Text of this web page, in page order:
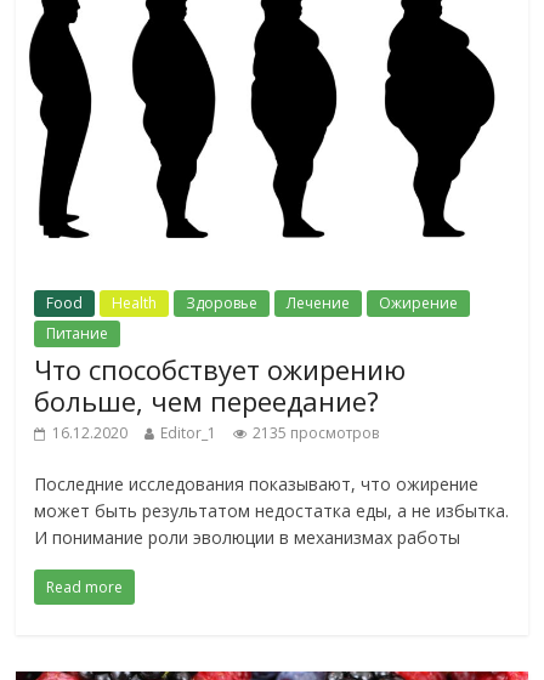
Food Health Здоровье Лечение
Ожирение
Питание
Что способствует ожирению
больше, чем переедание?
16.12.2020 Editor_1 2135 просмотров
Последние исследования показывают, что ожирение
может быть результатом недостатка еды, а не избытка.
И понимание роли эволюции в механизмах работы
Read more